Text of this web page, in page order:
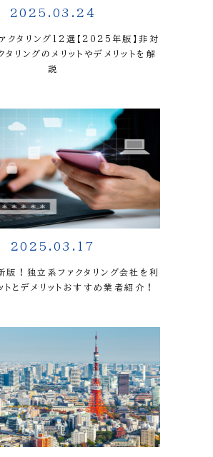
2025.03.24
ァクタリング12選【2025年版】非対
タリングのメリットやデメリットを解
説
2025.03.17
！独立系ファクタリング会社を利
トとデメリットおすすめ業者紹介！